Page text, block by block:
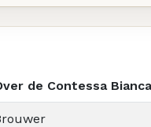
de Contessa Bianca